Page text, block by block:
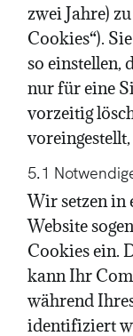
zwei Jahre)
Cookies“).
so einstellen,
nur für eine
vorzeitig
5.1
Wir setzen in
Website
Cookies ein.
kann Ihr
während
identifiziert